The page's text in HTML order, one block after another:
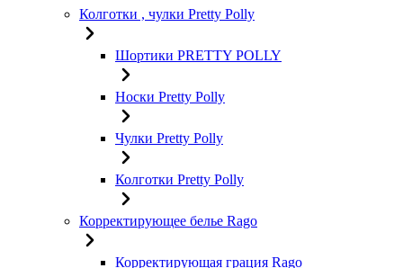
Колготки , чулки Pretty Polly
Шортики PRETTY POLLY
Носки Pretty Polly
Чулки Pretty Polly
Колготки Pretty Polly
Корректирующее белье Rago
Корректирующая грация Rago